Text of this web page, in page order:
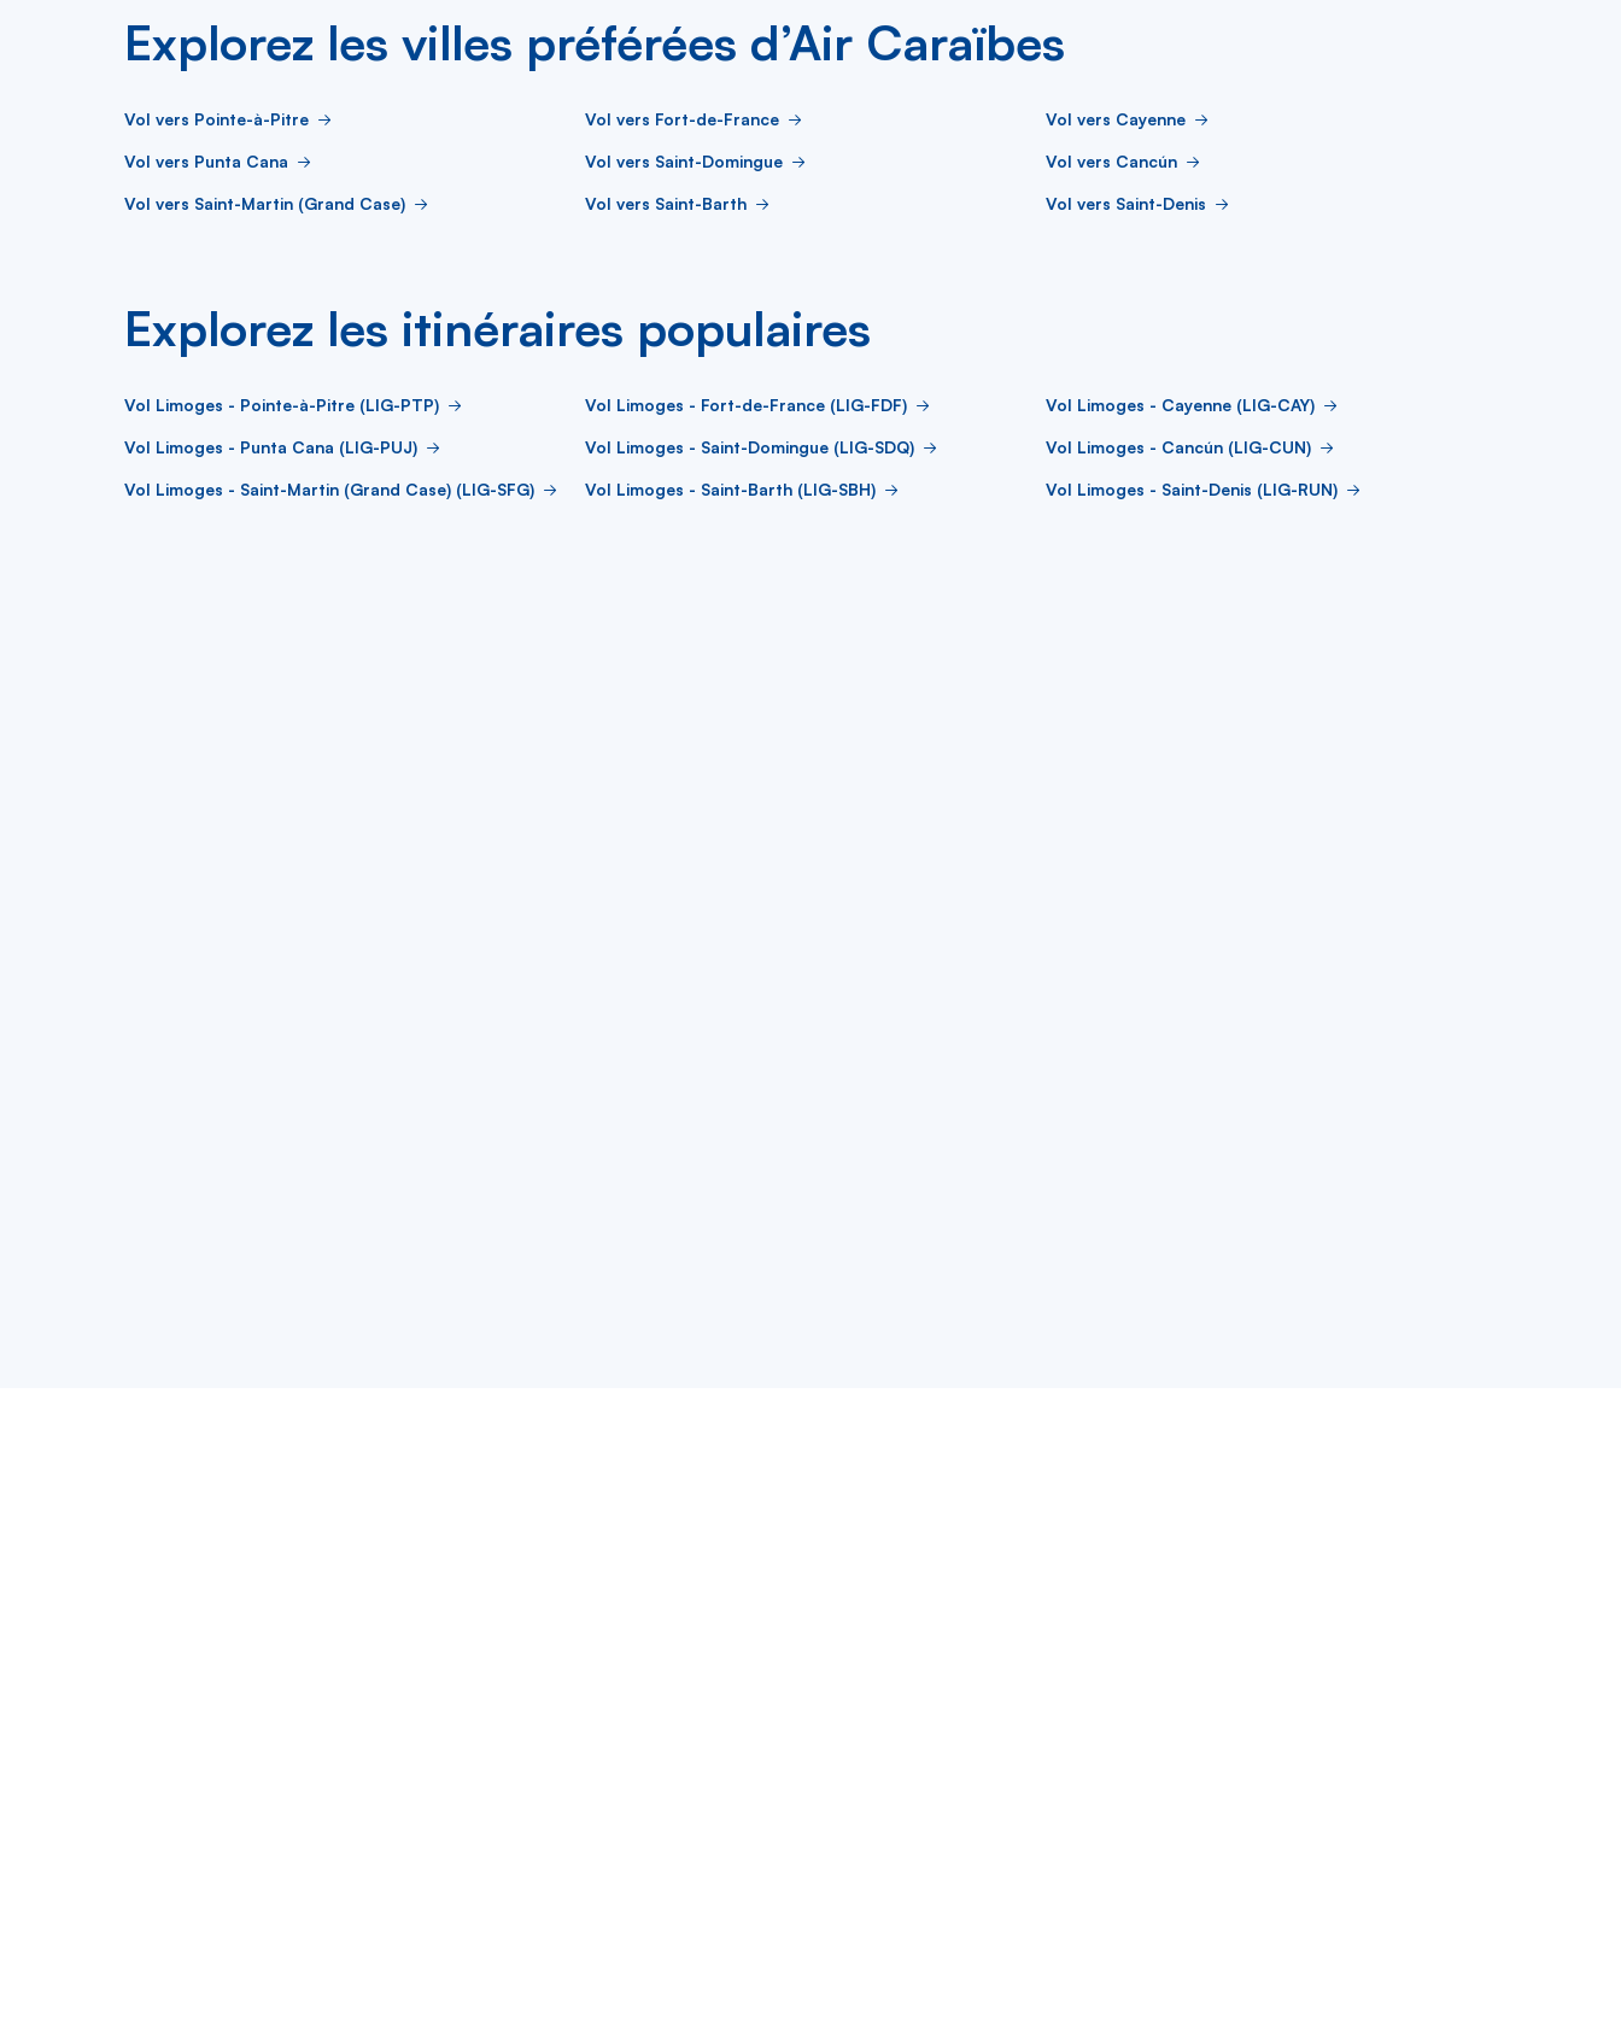
Explorez les villes préférées d’Air Caraïbes
Vol vers Pointe-à-Pitre Vol vers Fort-de-France Vol vers Cayenne
Vol vers Punta Cana Vol vers Saint-Domingue Vol vers Cancún
Vol vers Saint-Martin (Grand Case) Vol vers Saint-Barth Vol vers Saint-Denis
Explorez les itinéraires populaires
Vol Limoges - Pointe-à-Pitre (LIG-PTP) Vol Limoges - Fort-de-France (LIG-FDF) Vol Limoges - Cayenne (LIG-CAY)
Vol Limoges - Punta Cana (LIG-PUJ) Vol Limoges - Saint-Domingue (LIG-SDQ) Vol Limoges - Cancún (LIG-CUN)
Vol Limoges - Saint-Martin (Grand Case) (LIG-SFG) Vol Limoges - Saint-Barth (LIG-SBH) Vol Limoges - Saint-Denis (LIG-RUN)